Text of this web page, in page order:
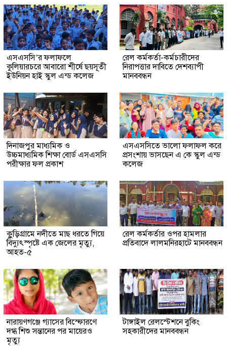
এসএসসি’র ফলাফলে
কুলিয়ারচরে আবারো শীর্ষে ছয়সূতী
ইউনিয়ন হাই স্কুল এন্ড কলেজ
রেল কর্মকর্তা-কর্মচারীদের
নিরাপত্তার দাবিতে দেশব্যাপী
মানববন্ধন
দিনাজপুর মাধ্যমিক ও
উচ্চমাধ্যমিক শিক্ষা বোর্ড এসএসসি
পরীক্ষার ফল প্রকাশ
এসএসসিতে ভালো ফলাফল করে
প্রসংশায় ভাসছেন এ কে স্কুল এন্ড
কলেজ
কুুড়িগ্রা‌মে নদীতে মাছ ধরতে গিয়ে
বিদ্যুৎস্পৃষ্টে এক জেলের মৃত্যু,
আহত-৫
রেল কর্মকর্তার ওপর হামলার
প্রতিবাদে লালমনিরহাটে মানববন্ধন
নারায়ণগঞ্জে গ্যাসের বিস্ফোরণে
দগ্ধ শিশু সন্তানের পর মায়েরও
মৃত্যু
টাঙ্গাইল রেলস্টেশনে বুকিং
সহকারীদের মানববন্ধন